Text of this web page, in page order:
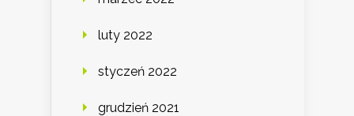
luty 2022
styczeń 2022
grudzień 2021